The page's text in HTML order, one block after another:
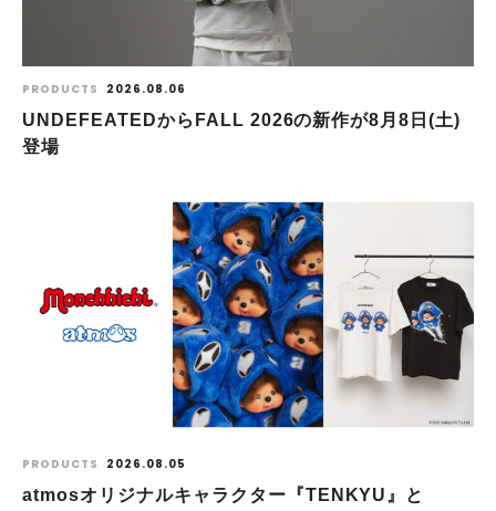
PRODUCTS 2026.08.06
UNDEFEATEDからFALL 2026の新作が8⽉8⽇(⼟)
登場
PRODUCTS 2026.08.05
atmosオリジナルキャラクター『TENKYU』と